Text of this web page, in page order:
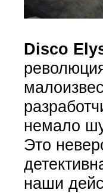
Disco
немало
Это
наши